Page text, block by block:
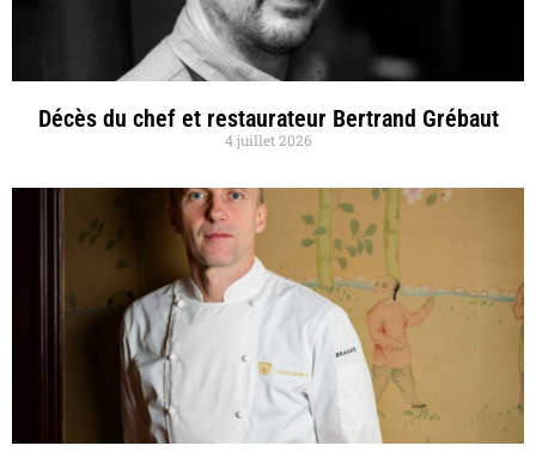
Décès du chef et restaurateur Bertrand Grébaut
4 juillet 2026